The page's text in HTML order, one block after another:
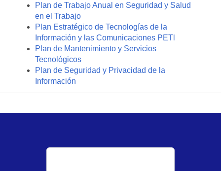
Plan de Trabajo Anual en Seguridad y Salud
en el Trabajo
Plan Estratégico de Tecnologías de la
Información y las Comunicaciones PETl
Plan de Mantenimiento y Servicios
Tecnológicos
Plan de Seguridad y Privacidad de la
Información